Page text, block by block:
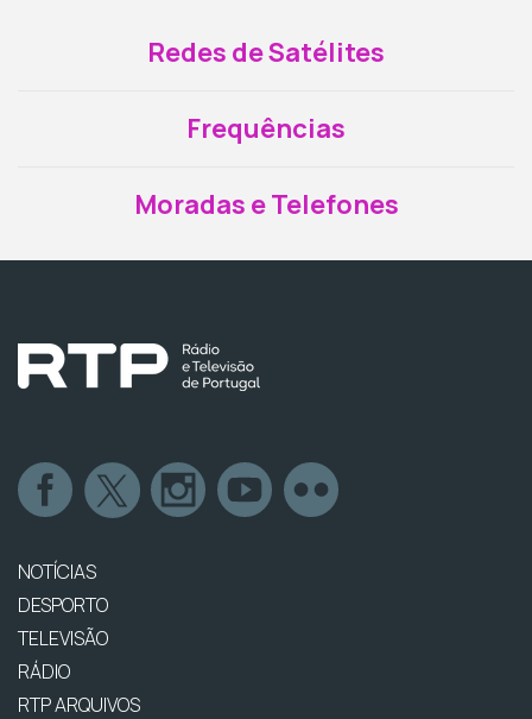
Redes de Satélites
Frequências
Moradas e Telefones
NOTÍCIAS
DESPORTO
TELEVISÃO
RÁDIO
RTP ARQUIVOS